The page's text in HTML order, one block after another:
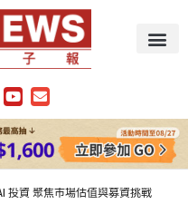
投資 聚焦市場估值與募資挑戰